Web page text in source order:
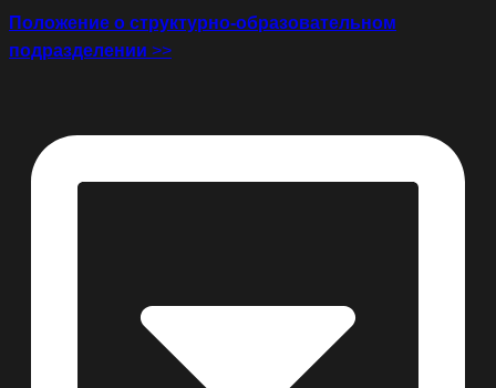
Положение о структурно-образовательном
подразделении >>